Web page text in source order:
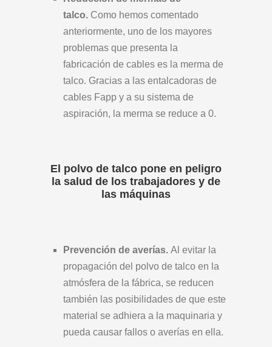
talco. Como hemos comentado
anteriormente, uno de los mayores
problemas que presenta la
fabricación de cables es la merma de
talco. Gracias a las entalcadoras de
cables Fapp y a su sistema de
aspiración, la merma se reduce a 0.
El polvo de talco pone en peligro
la salud de los trabajadores y de
las máquinas
Prevención de averías. Al evitar la
propagación del polvo de talco en la
atmósfera de la fábrica, se reducen
también las posibilidades de que este
material se adhiera a la maquinaria y
pueda causar fallos o averías en ella.